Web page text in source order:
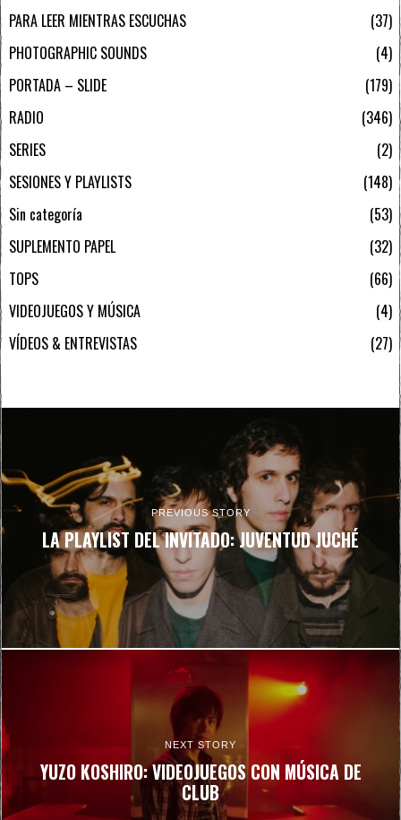
PARA LEER MIENTRAS ESCUCHAS
37
PHOTOGRAPHIC SOUNDS
4
PORTADA – SLIDE
179
RADIO
346
SERIES
2
SESIONES Y PLAYLISTS
148
Sin categoría
53
SUPLEMENTO PAPEL
32
TOPS
66
VIDEOJUEGOS Y MÚSICA
4
VÍDEOS & ENTREVISTAS
27
PREVIOUS STORY
LA PLAYLIST DEL INVITADO: JUVENTUD JUCHÉ
NEXT STORY
YUZO KOSHIRO: VIDEOJUEGOS CON MÚSICA DE
CLUB